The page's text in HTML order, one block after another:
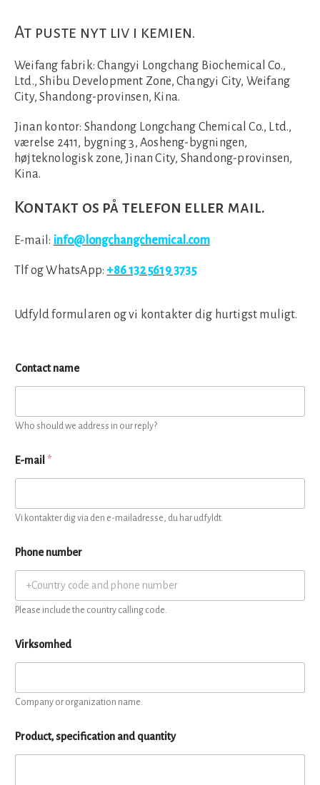
At puste nyt liv i kemien.
Weifang fabrik: Changyi Longchang Biochemical Co.,
Ltd., Shibu Development Zone, Changyi City, Weifang
City, Shandong-provinsen, Kina.
Jinan kontor: Shandong Longchang Chemical Co., Ltd.,
værelse 2411, bygning 3, Aosheng-bygningen,
højteknologisk zone, Jinan City, Shandong-provinsen,
Kina.
Kontakt os på telefon eller mail.
E-mail: info@longchangchemical.com
Tlf og WhatsApp:+86 132 5619 3735
Udfyld formularen og vi kontakter dig hurtigst muligt.
Contact name
Who should we address in our reply?
E-mail *
Vi kontakter dig via den e-mailadresse, du har udfyldt.
Phone number
Please include the country calling code.
Virksomhed
Company or organization name.
Product, specification and quantity